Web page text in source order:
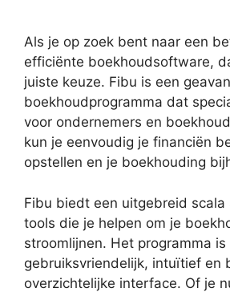
Als je op zoek bent naar een
efficiënte boekhoudsoftware,
juiste keuze. Fibu is een
boekhoudprogramma dat
voor ondernemers en
kun je eenvoudig je financiën
opstellen en je boekhouding
Fibu biedt een uitgebreid scala
tools die je helpen om je
stroomlijnen. Het programma is
gebruiksvriendelijk, intuïtief en
overzichtelijke interface. Of je